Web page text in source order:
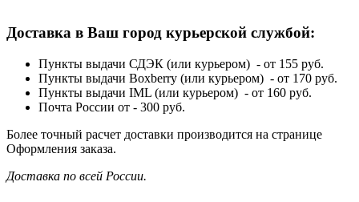
Доставка в Ваш город курьерской службой:
Пункты выдачи СДЭК (или курьером) - от 155 руб.
Пункты выдачи Boxberry (или курьером) - от 170 руб.
Пункты выдачи IML (или курьером) - от 160 руб.
Почта России от - 300 руб.
Более точный расчет доставки производится на странице
Оформления заказа.
Доставка по всей России.